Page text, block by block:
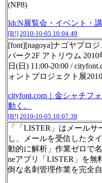
(NP8)
IdcN展覧会・イベント・
[B!] 2010-10-05 10:04:49
[font][nagoya]ナゴヤプロ
パーク2F アトリウム 2010
日(日) 11:00-20:00 /
ォントプロジェクト展
cityfont.com｜金シャチフ
動く。
[B!] 2010-10-05 10:07:39
「「LISTER」はメール
し、メールを受信したタ
動的に解析」作業ゼロで
neアプリ「LISTER」を無
倒な名刺管理作業を完全